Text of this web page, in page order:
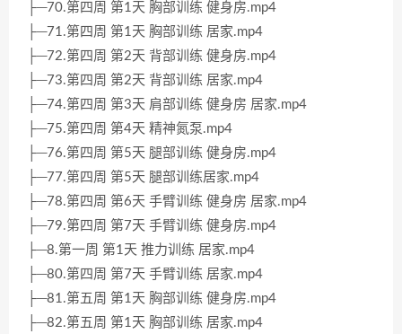
├─70.第四周 第1天 胸部训练 健身房.mp4
├─71.第四周 第1天 胸部训练 居家.mp4
├─72.第四周 第2天 背部训练 健身房.mp4
├─73.第四周 第2天 背部训练 居家.mp4
├─74.第四周 第3天 肩部训练 健身房 居家.mp4
├─75.第四周 第4天 精神氮泵.mp4
├─76.第四周 第5天 腿部训练 健身房.mp4
├─77.第四周 第5天 腿部训练居家.mp4
├─78.第四周 第6天 手臂训练 健身房 居家.mp4
├─79.第四周 第7天 手臂训练 健身房.mp4
├─8.第一周 第1天 推力训练 居家.mp4
├─80.第四周 第7天 手臂训练 居家.mp4
├─81.第五周 第1天 胸部训练 健身房.mp4
├─82.第五周 第1天 胸部训练 居家.mp4